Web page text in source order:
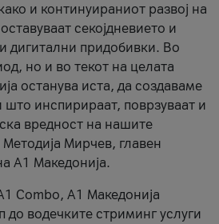
и континуираниот развој на
секојдневието и
дигитални придобивки. Во
но и во текот на целата
останува иста, да создаваме
што инспирираат, поврзуваат и
вредност на нашите
Методија Мирчев, главен
А1 Македонија.
Combo, А1 Македонија
до водечките стриминг услуги